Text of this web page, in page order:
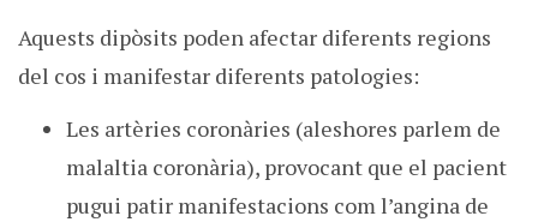
Aquests dipòsits poden afectar diferents regions
del cos i manifestar diferents patologies:
Les artèries coronàries (aleshores parlem de
malaltia coronària), provocant que el pacient
pugui patir manifestacions com l’angina de